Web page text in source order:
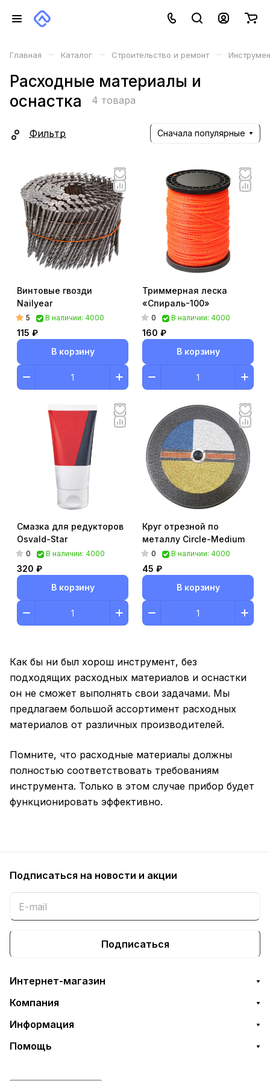
Главная – Каталог – Строительство и ремонт –
Расходные материалы и
оснастка
4 товара
Фильтр Сначала популярные
Винтовые гвозди
Nailyear
5 В наличии: 4000
115 ₽
В корзину
Триммерная леска
«Спираль-100»
0 В наличии: 4000
160 ₽
В корзину
Смазка для редукторов
Osvald-Star
0 В наличии: 4000
320 ₽
В корзину
Круг отрезной по
металлу Circle-Medium
0 В наличии: 4000
45 ₽
В корзину
Как бы ни был хорош инструмент, без
подходящих расходных материалов и оснастки
он не сможет выполнять свои задачами. Мы
предлагаем большой ассортимент расходных
материалов от различных производителей.
Помните, что расходные материалы должны
полностью соответствовать требованиям
инструмента. Только в этом случае прибор будет
функционировать эффективно.
Подписаться на новости и акции
Подписаться
Интернет-магазин
Компания
Информация
Помощь